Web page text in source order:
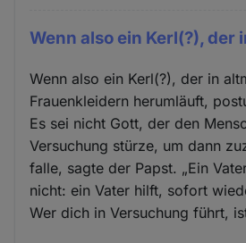
Wenn also ein Kerl(?), der
Wenn also ein Kerl(?), der in
Frauenkleidern herumläuft,
Es sei nicht Gott, der den
Versuchung stürze, um dann
falle, sagte der Papst. „Ein
nicht: ein Vater hilft, sofort
Wer dich in Versuchung führt,